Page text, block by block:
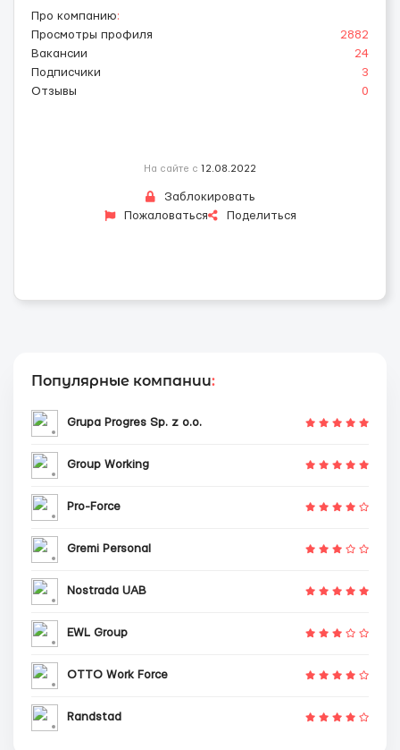
Про компанию:
Просмотры профиля
2882
Вакансии
24
Подписчики
3
Отзывы
0
На сайте с 12.08.2022
Заблокировать
Пожаловаться
Поделиться
Популярные компании:
Grupa Progres Sp. z o.o.
Group Working
Pro-Force
Gremi Personal
Nostrada UAB
EWL Group
OTTO Work Force
Randstad